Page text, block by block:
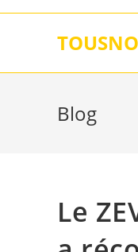
Skip
Blog
Le